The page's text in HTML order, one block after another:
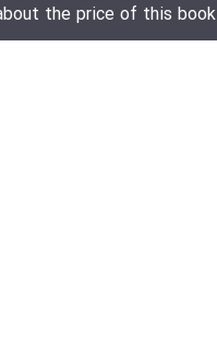
the price of this book